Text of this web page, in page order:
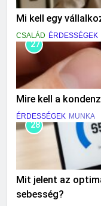
Mi kell egy
CSALÁD ÉRDESSÉGEK
27
Mire kell a
ÉRDESSÉGEK MUNKA
28
Mit jelent az
sebesség?